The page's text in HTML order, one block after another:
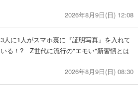
2026年8月9日(日) 12:08
3人に1人がスマホ裏に『証明写真』を入れて
いる！? Z世代に流行の"エモい"新習慣とは
2026年8月9日(日) 08:30